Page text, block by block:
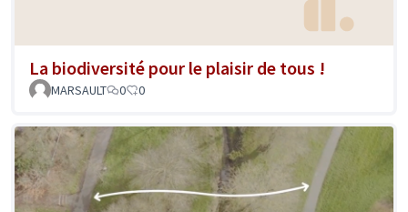
La biodiversité pour le plaisir de tous !
MARSAULT 0 0